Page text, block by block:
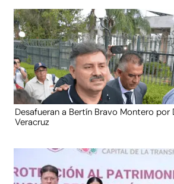
Desafueran a Bertín Bravo Montero por
Veracruz